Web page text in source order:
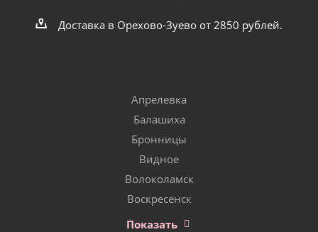
Доставка в Орехово-Зуево от 2850 рублей.
Апрелевка
Балашиха
Бронницы
Видное
Волоколамск
Воскресенск
Показать